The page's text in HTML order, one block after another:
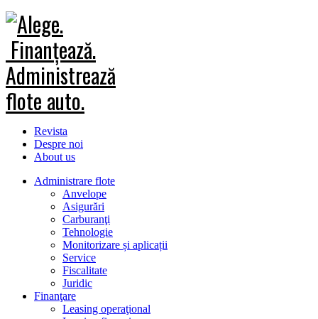
Revista
Despre noi
About us
Administrare flote
Anvelope
Asigurări
Carburanţi
Tehnologie
Monitorizare și aplicații
Service
Fiscalitate
Juridic
Finanţare
Leasing operaţional